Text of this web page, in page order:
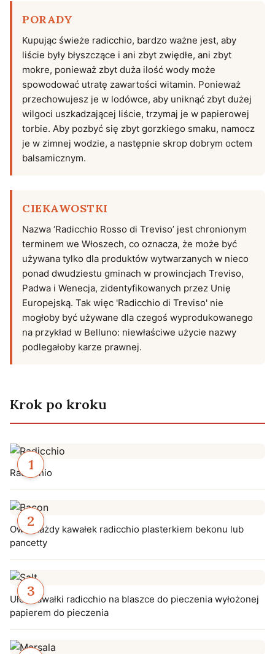
PORADY
Kupując świeże radicchio, bardzo ważne jest, aby
liście były błyszczące i ani zbyt zwiędłe, ani zbyt
mokre, ponieważ zbyt duża ilość wody może
spowodować utratę zawartości witamin. Ponieważ
przechowujesz je w lodówce, aby uniknąć zbyt dużej
wilgoci uszkadzającej liście, trzymaj je w papierowej
torbie. Aby pozbyć się zbyt gorzkiego smaku, namocz
je w zimnej wodzie, a następnie skrop dobrym octem
balsamicznym.
CIEKAWOSTKI
Nazwa ‘Radicchio Rosso di Treviso’ jest chronionym
terminem we Włoszech, co oznacza, że może być
używana tylko dla produktów wytwarzanych w nieco
ponad dwudziestu gminach w prowincjach Treviso,
Padwa i Wenecja, zidentyfikowanych przez Unię
Europejską. Tak więc 'Radicchio di Treviso' nie
mogłoby być używane dla czegoś wyprodukowanego
na przykład w Belluno: niewłaściwe użycie nazwy
podlegałoby karze prawnej.
Krok po kroku
Radicchio
Owiń każdy kawałek radicchio plasterkiem bekonu lub
pancetty
Ułóż kawałki radicchio na blaszce do pieczenia wyłożonej
papierem do pieczenia